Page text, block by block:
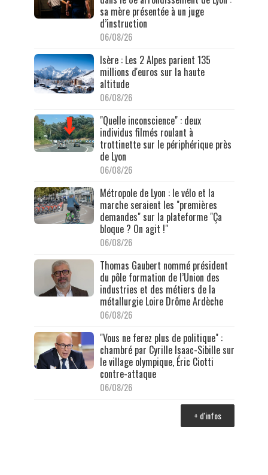
sa mère présentée à un juge
d’instruction
06/08/26
Isère : Les 2 Alpes parient 135
millions d'euros sur la haute
altitude
06/08/26
"Quelle inconscience" : deux
individus filmés roulant à
trottinette sur le périphérique près
de Lyon
06/08/26
Métropole de Lyon : le vélo et la
marche seraient les "premières
demandes" sur la plateforme "Ça
bloque ? On agit !"
06/08/26
Thomas Gaubert nommé président
du pôle formation de l’Union des
industries et des métiers de la
métallurgie Loire Drôme Ardèche
06/08/26
"Vous ne ferez plus de politique" :
chambré par Cyrille Isaac-Sibille sur
le village olympique, Éric Ciotti
contre-attaque
06/08/26
+ d'infos